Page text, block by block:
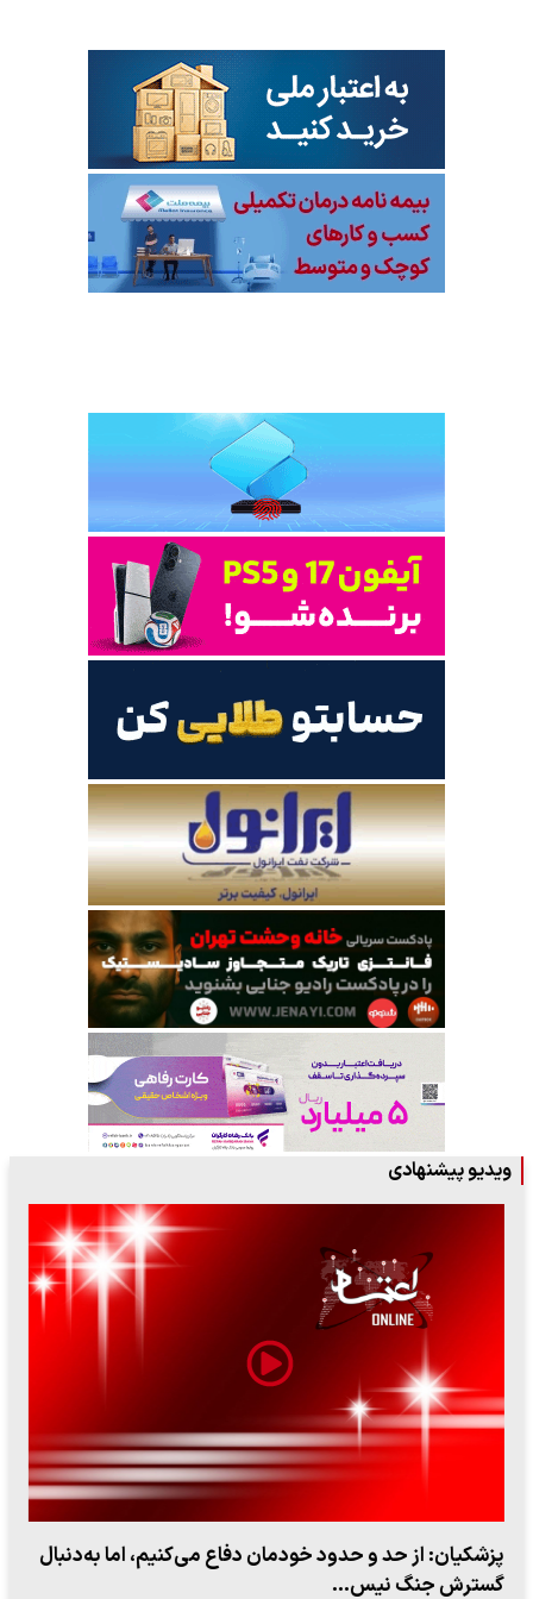
ویدیو پیشنهادی
پزشکیان: از حد و حدود خودمان دفاع می‌کنیم، اما به‌دنبال
گسترش جنگ نیس…